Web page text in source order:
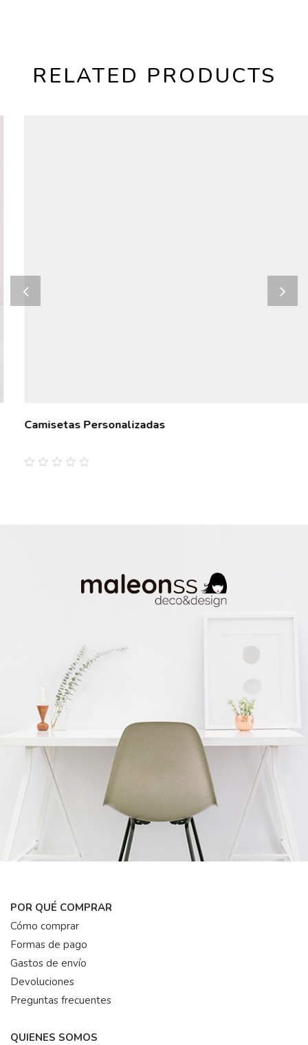
RELATED PRODUCTS
Camisetas Personalizadas
POR QUÉ COMPRAR
Cómo comprar
Formas de pago
Gastos de envío
Devoluciones
Preguntas frecuentes
QUIENES SOMOS